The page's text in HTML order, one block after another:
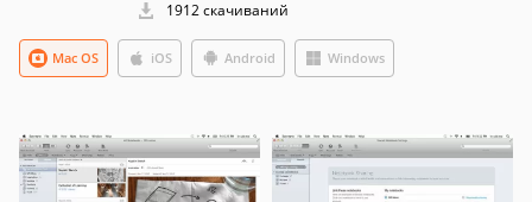
1912 скачиваний
iOS
Mac OS Android Windows